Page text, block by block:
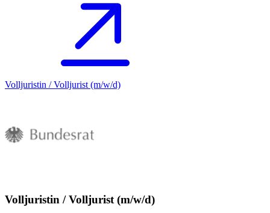
Volljuristin / Volljurist (m/w/d)
Volljuristin / Volljurist (m/w/d)